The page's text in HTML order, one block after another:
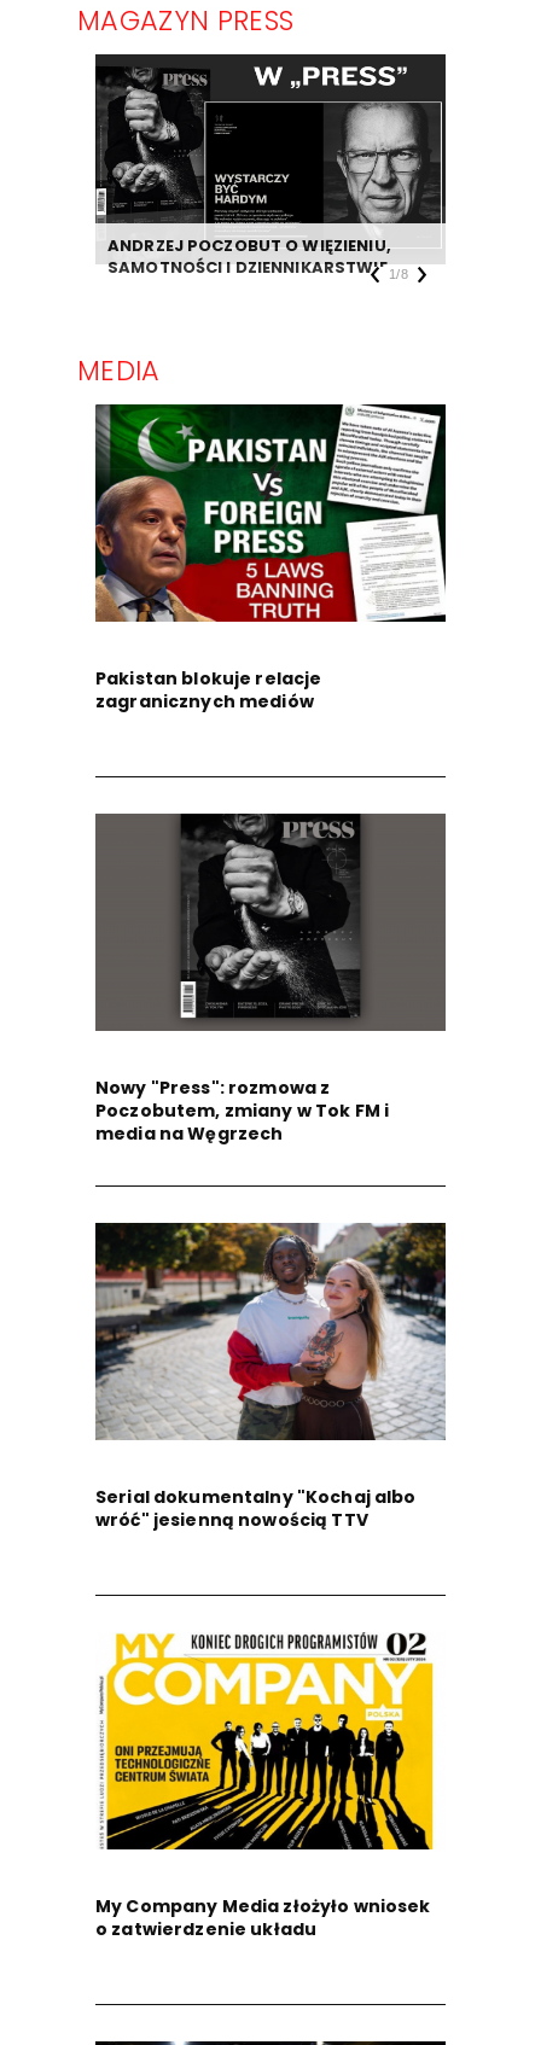
MAGAZYN PRESS
ANDRZEJ POCZOBUT O WIĘZIENIU,
SAMOTNOŚCI I DZIENNIKARSTWIE1/8
MEDIA
Pakistan blokuje relacje
zagranicznych mediów
Nowy "Press": rozmowa z
Poczobutem, zmiany w Tok FM i
media na Węgrzech
Serial dokumentalny "Kochaj albo
wróć" jesienną nowością TTV
My Company Media złożyło wniosek
o zatwierdzenie układu